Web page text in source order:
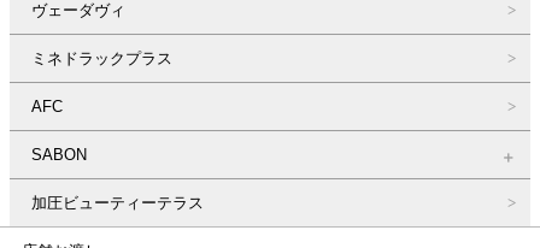
ヴェーダヴィ
ミネドラックプラス
AFC
SABON
加圧ビューティーテラス